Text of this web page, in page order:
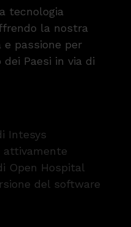
tecnologia
la nostra
e passione per
Paesi in via di
Intesys
attivamente
Open Hospital
del software